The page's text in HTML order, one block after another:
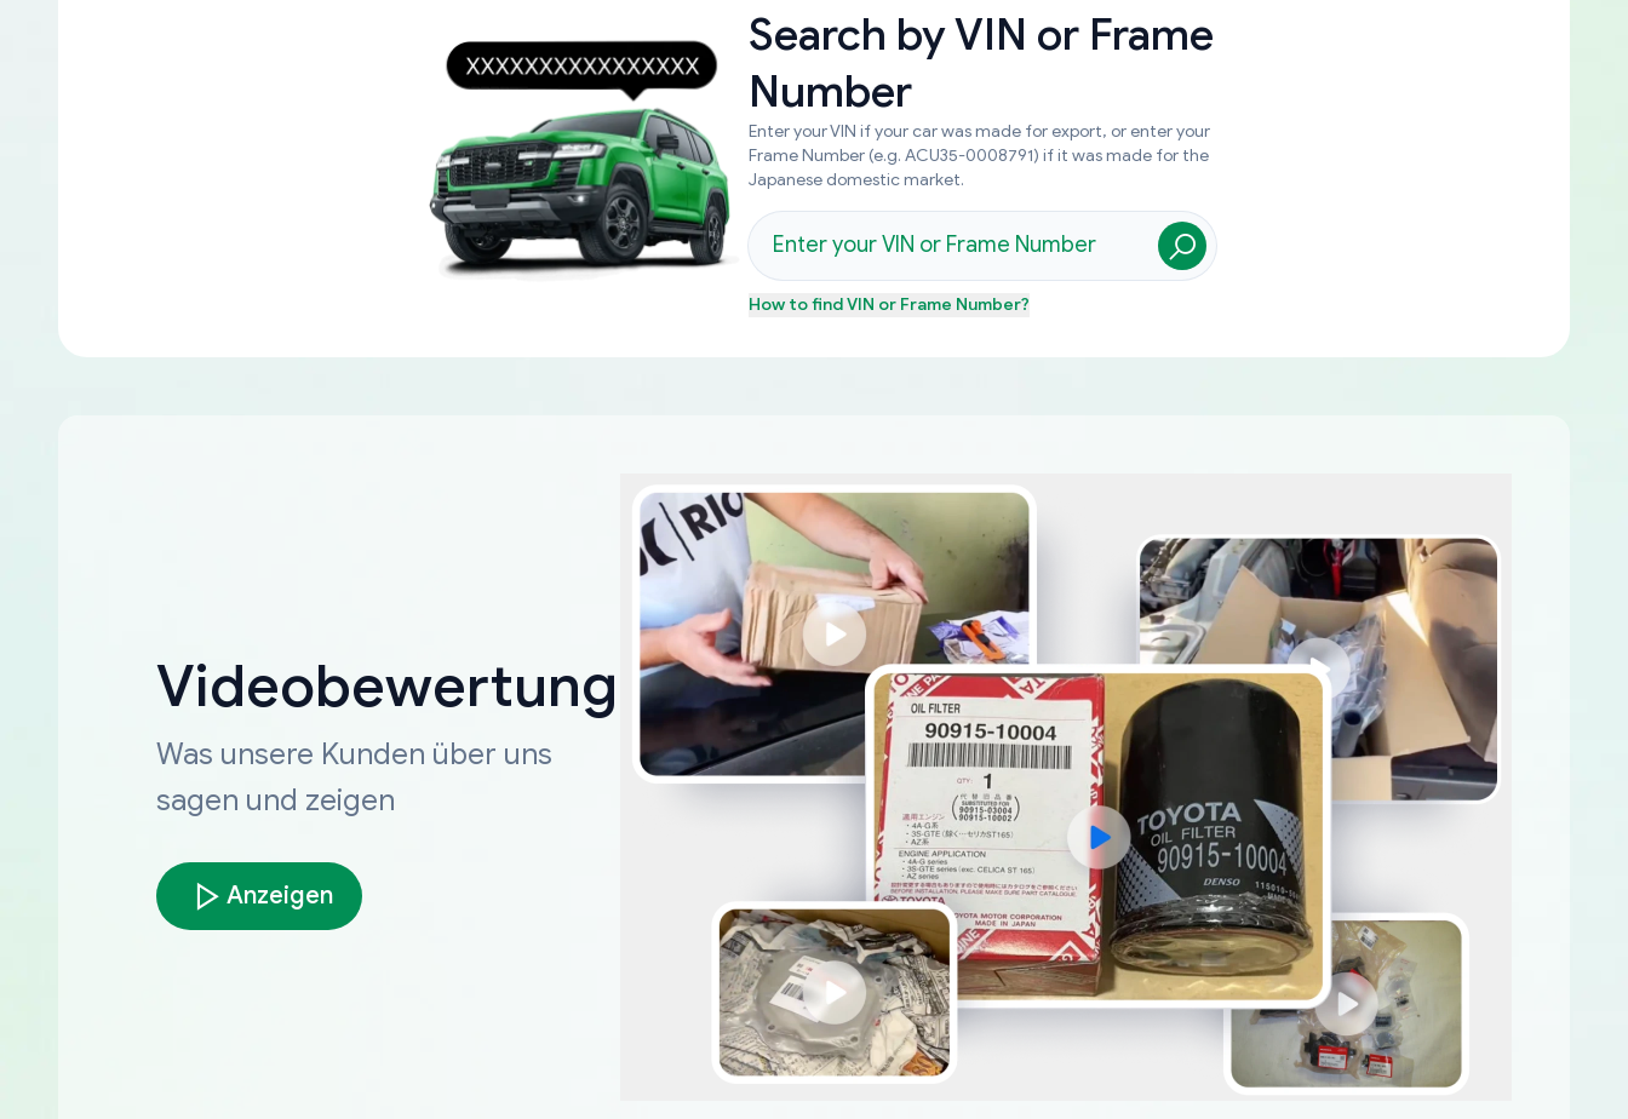
Search byVIN or Frame
Number
Enter your VIN if your car was made for export, or enter your
Frame Number (e.g. ACU35-0008791) if it was made for the
Japanese domestic market.
How to findVIN or Frame Number?
Videobewertungen
Was unsere Kunden über uns
sagen und zeigen
Anzeigen